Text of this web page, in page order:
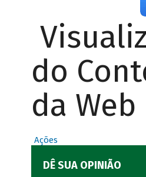
do
da Web
Ações
DÊ SUA OPINIÃO